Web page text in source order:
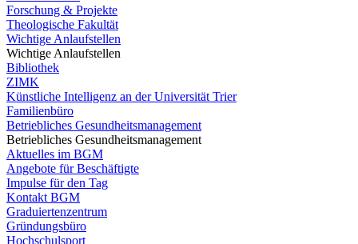
Forschung & Projekte
Theologische Fakultät
Wichtige Anlaufstellen
Wichtige Anlaufstellen
Bibliothek
ZIMK
Künstliche Intelligenz an der Universität Trier
Familienbüro
Betriebliches Gesundheitsmanagement
Betriebliches Gesundheitsmanagement
Aktuelles im BGM
Angebote für Beschäftigte
Impulse für den Tag
Kontakt BGM
Graduiertenzentrum
Gründungsbüro
Hochschulsport